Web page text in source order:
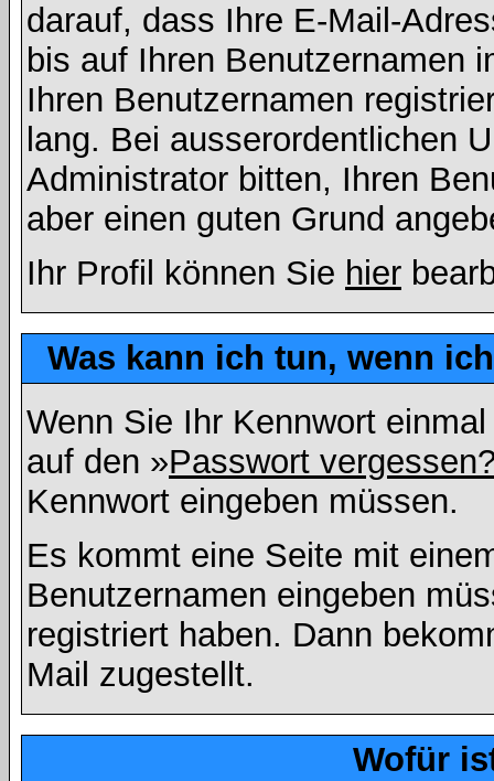
darauf, dass Ihre E-Mail-
bis auf Ihren Benutzernamen
Ihren Benutzernamen
lang. Bei ausserordentlichen
Administrator bitten, Ihren
aber einen guten Grund
Ihr Profil können Sie hier
Was kann ich tun, wenn
Wenn Sie Ihr Kennwort
auf den »Passwort
Kennwort eingeben müssen.
Es kommt eine Seite mit
Benutzernamen eingeben
registriert haben. Dann
Mail zugestellt.
Wofür